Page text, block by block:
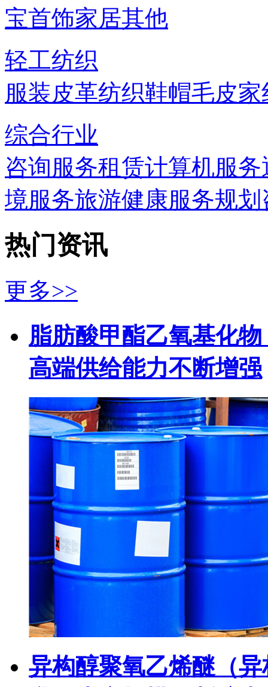
宝首饰家居其他
轻工纺织
服装皮革纺织鞋帽毛皮家
综合行业
咨询服务租赁计算机服务
境服务旅游健康服务规划
热门资讯
更多>>
脂肪酸甲酯乙氧基化
高端供给能力不断增强
异构醇聚氧乙烯醚（